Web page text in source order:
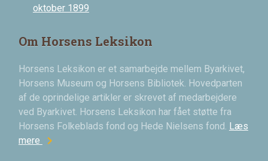
oktober 1899
Om Horsens Leksikon
Horsens Leksikon er et samarbejde mellem Byarkivet,
Horsens Museum og Horsens Bibliotek. Hovedparten
af de oprindelige artikler er skrevet af medarbejdere
ved Byarkivet. Horsens Leksikon har fået støtte fra
Horsens Folkeblads fond og Hede Nielsens fond. Læs
mere chevron_right